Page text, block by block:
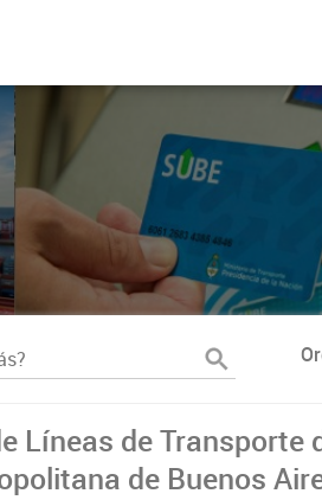
Líneas de Transporte
de Buenos